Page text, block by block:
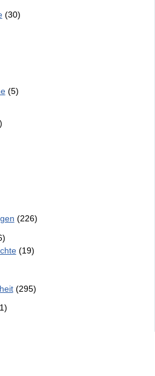
(30)
(5)
(226)
(19)
(295)